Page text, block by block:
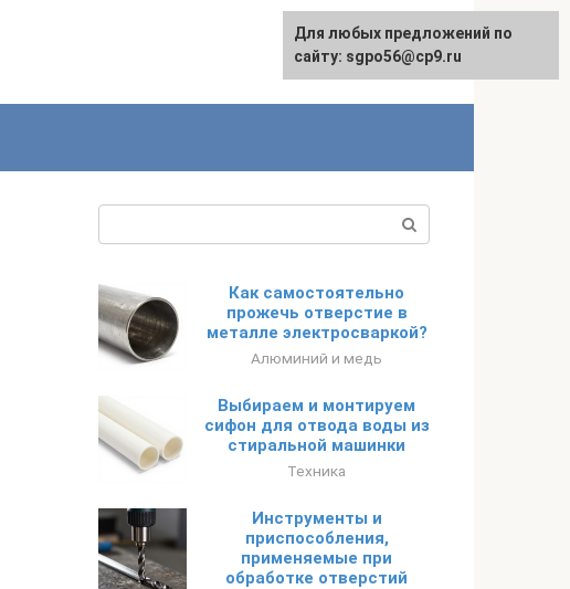
English
Как самостоятельно
прожечь отверстие в
металле электросваркой?
Алюминий и медь
Выбираем и монтируем
сифон для отвода воды из
стиральной машинки
Техника
Инструменты и
приспособления,
применяемые при
обработке отверстий
Для любых предложений по
сайту: sgpo56@cp9.ru